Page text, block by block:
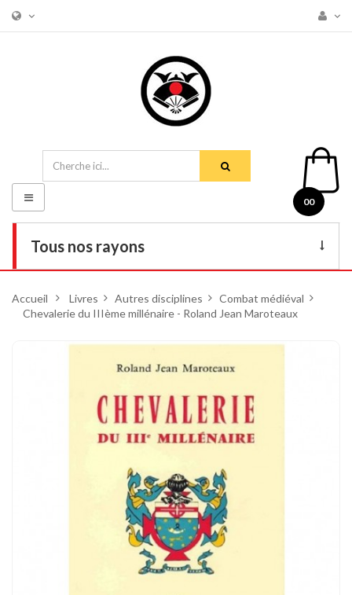
00
Tous nos rayons
DVD
Armes
Chaussures
Protections
Condition physique
Basculer
la
navigation
Accueil > Livres > Autres disciplines > Combat médiéval
Chevalerie du IIIème millénaire - Roland Jean Maroteaux